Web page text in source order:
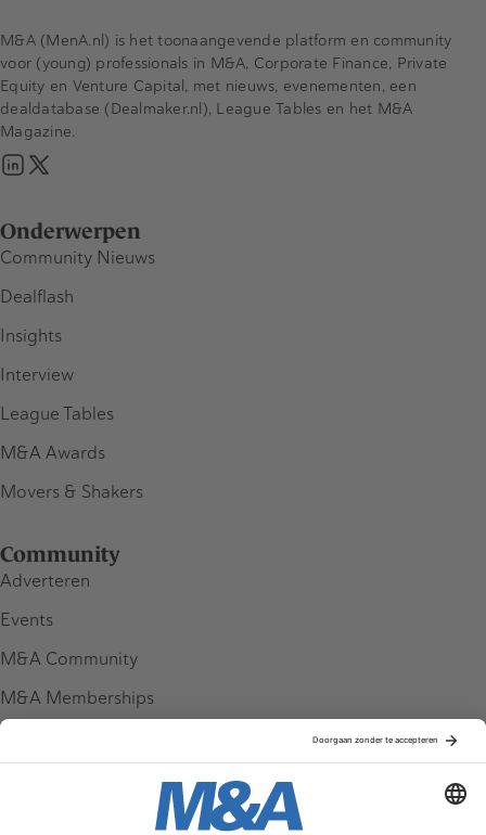
Onderwerpen
Community Nieuws
Dealflash
Insights
Interview
League Tables
M&A Awards
Movers & Shakers
Community
Adverteren
Events
M&A Community
M&A Memberships
M&A (MenA.nl) is het toonaangevende platform en community
voor (young) professionals in M&A, Corporate Finance, Private
Equity en Venture Capital, met nieuws, evenementen, een
dealdatabase (Dealmaker.nl), League Tables en het M&A
Magazine.